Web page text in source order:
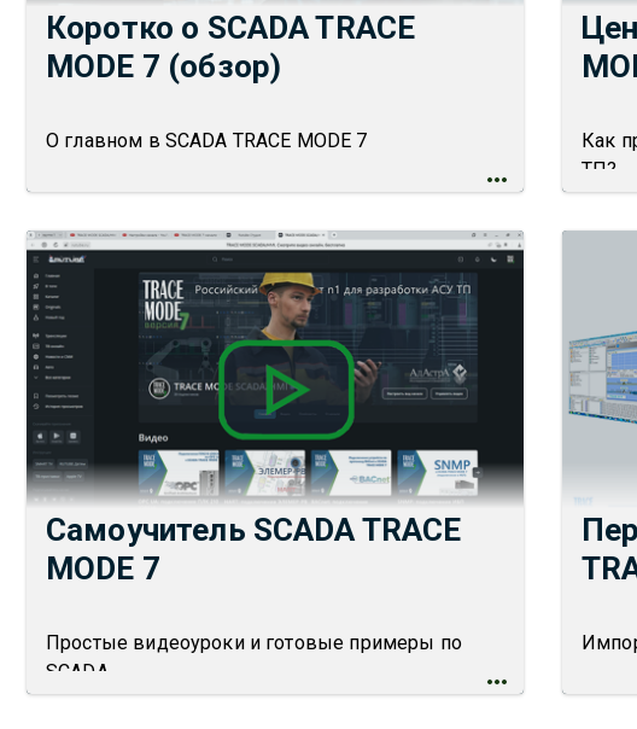
Коротко о SCADA TRACE
MODE 7 (обзор)
О главном в SCADA TRACE MODE 7
Как
ТП?
Самоучитель SCADA TRACE
MODE 7
Простые видеоуроки и готовые примеры по
SCADA